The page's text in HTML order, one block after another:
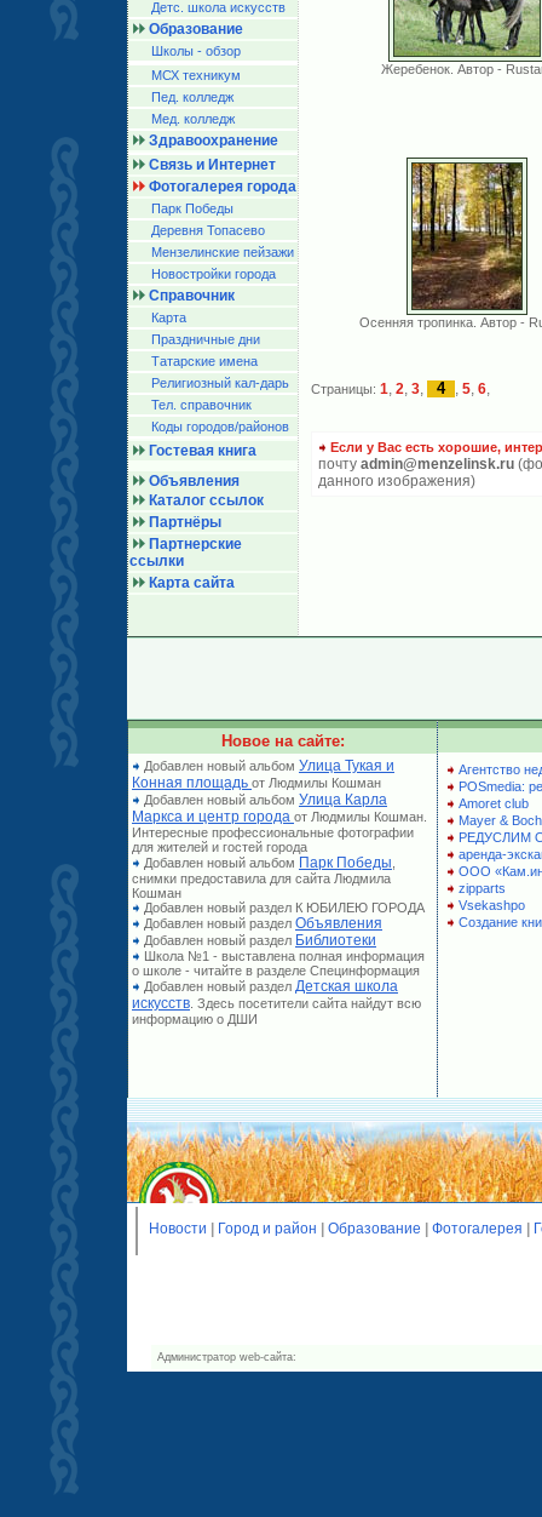
Детс. школа искусств
Образование
Школы - обзор
МСХ техникум
Пед. колледж
Мед. колледж
Здравоохранение
Связь и Интернет
Фотогалерея города
Парк Победы
Деревня Топасево
Мензелинские пейзажи
Новостройки города
Справочник
Карта
Праздничные дни
Татарские имена
Религиозный кал-дарь
Тел. справочник
Коды городов/райoнов
Гостевая книга
Объявления
Каталог ссылок
Партнёры
Партнерские
ссылки
Карта сайта
Жеребенок. Автор -
Осенняя тропинка. Автор -
Страницы: 1, 2, 3, 4 , 5, 6,
Если у Вас есть хорошие,
почту admin@menzelinsk.ru
данного изображения)
Новое на сайте:
Добавлен новый альбом Улица Тукая и
Конная площадь от Людмилы Кошман
Добавлен новый альбом Улица Карла
Маркса и центр города от Людмилы Кошман.
Интересные профессиональные фотографии
для жителей и гостей города
Добавлен новый альбом Парк Победы
снимки предоставила для сайта Людмила
Кошман
Добавлен новый раздел К ЮБИЛЕЮ ГОРОДА
Добавлен новый раздел Объявления
Добавлен новый раздел Библиотеки
Школа №1 - выставлена полная информация
о школе - читайте в разделе Специнформация
Добавлен новый раздел Детская школа
искусств . Здесь посетители сайта найдут всю
информацию о ДШИ
Агентство
POSmedia:
Amoret club
Mayer & Boch
РЕДУСЛИМ
аренда-
ООО
zipparts
Vsekashpo
Создание
Новости Город и район Образование Фотогалерея
Администратор web-сайта: